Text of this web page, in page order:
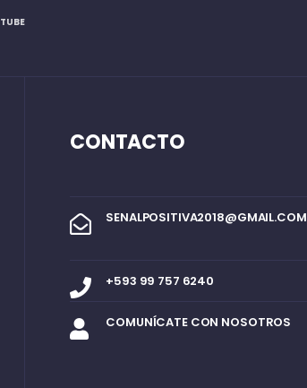
CONTACTO
SENALPOSITIVA2018@GMAIL.COM
+593 99 757 6240
COMUNÍCATE CON NOSOTROS